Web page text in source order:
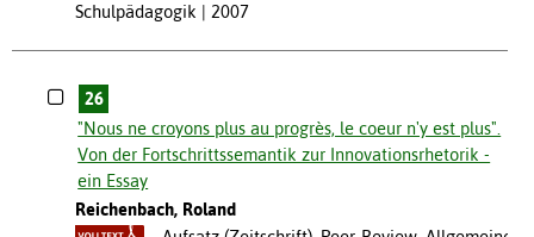
Schulpädagogik
2007
26
"Nous ne croyons plus au progrès, le coeur n'y est plus".
Von der Fortschrittssemantik zur Innovationsrhetorik -
ein Essay
Reichenbach, Roland